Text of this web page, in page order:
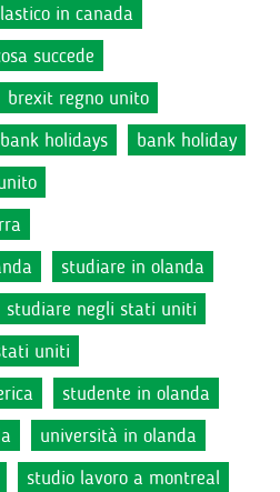
in canada
succede
brexit regno unito
bank holidays
bank holiday
studiare in olanda
studiare negli stati uniti
uniti
studente in olanda
università in olanda
studio lavoro a montreal